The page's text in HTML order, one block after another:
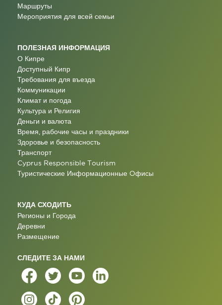
Маршруты
Мероприятия для всей семьи
ПОЛЕЗНАЯ ИНФОРМАЦИЯ
О Кипре
Доступный Кипр
Требования для въезда
Коммуникации
Климат и погода
Культура и Религия
Деньги и валюта
Время, рабочие часы и праздники
Здоровье и безопасность
Транспорт
Cyprus Responsible Tourism
Туристические Информационные Oфисы
КУДА СХОДИТЬ
Регионы и Города
Деревни
Размещение
СЛЕДИТЕ ЗА НАМИ